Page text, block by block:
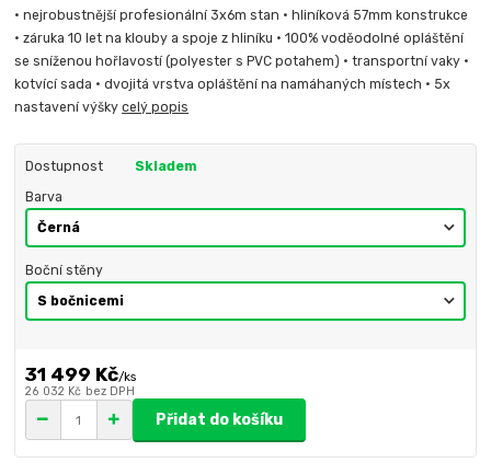
• nejrobustnější profesionální 3x6m stan • hliníková 57mm konstrukce
• záruka 10 let na klouby a spoje z hliníku • 100% voděodolné opláštění
se sníženou hořlavostí (polyester s PVC potahem) • transportní vaky •
kotvící sada • dvojitá vrstva opláštění na namáhaných místech • 5x
nastavení výškycelý popis
Dostupnost Skladem
Barva
Boční stěny
31 499 Kč/ks
26 032 Kč bez DPH
Přidat do košíku